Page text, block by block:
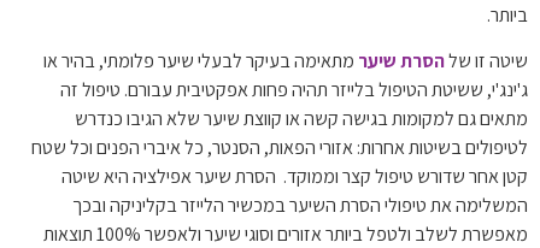
ביותר.
שיטה זו שלהסרת שיער מתאימה בעיקר לבעלי שיער פלומתי, בהיר או
ג'ינג'י, ששיטת הטיפול בלייזר תהיה פחות אפקטיבית עבורם. טיפול זה
מתאים גם למקומות בגישה קשה או קווצת שיער שלא הגיבו כנדרש
לטיפולים בשיטות אחרות: אזורי הפאות, הסנטר, כל איברי הפנים וכל שטח
קטן אחר שדורש טיפול קצר וממוקד. הסרת שיער אפילציה היא שיטה
המשלימה את טיפולי הסרת השיער במכשיר הלייזר בקליניקה ובכך
מאפשרת לשלב ולטפל ביותר אזורים וסוגי שיער ולאפשר 100% תוצאות